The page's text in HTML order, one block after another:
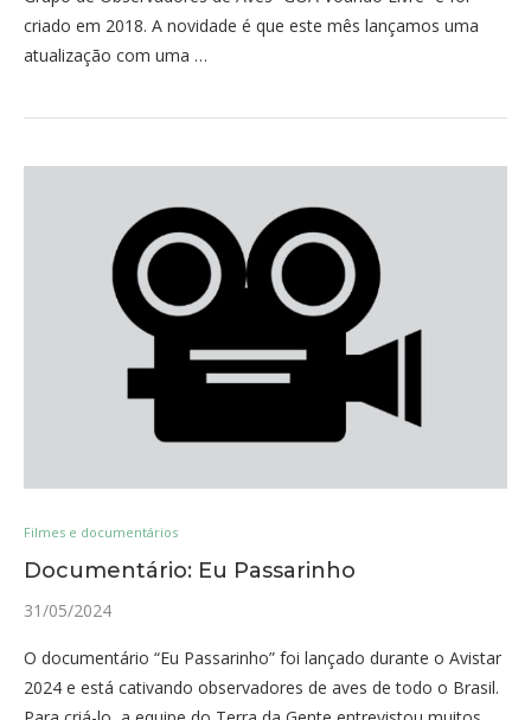
criado em 2018. A novidade é que este mês lançamos uma
atualização com uma …
Filmes e documentários
Documentário: Eu Passarinho
31/05/2024
O documentário “Eu Passarinho” foi lançado durante o Avistar
2024 e está cativando observadores de aves de todo o Brasil.